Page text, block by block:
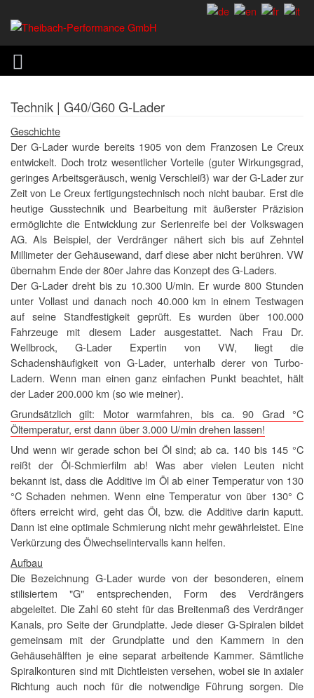
Technik | G40/G60 G-Lader
Geschichte
Der G-Lader wurde bereits 1905 von dem Franzosen Le Creux
entwickelt. Doch trotz wesentlicher Vorteile (guter Wirkungsgrad,
geringes Arbeitsgeräusch, wenig Verschleiß) war der G-Lader zur
Zeit von Le Creux fertigungstechnisch noch nicht baubar. Erst die
heutige Gusstechnik und Bearbeitung mit äußerster Präzision
ermöglichte die Entwicklung zur Serienreife bei der Volkswagen
AG. Als Beispiel, der Verdränger nähert sich bis auf Zehntel
Millimeter der Gehäusewand, darf diese aber nicht berühren. VW
übernahm Ende der 80er Jahre das Konzept des G-Laders.
Der G-Lader dreht bis zu 10.300 U/min. Er wurde 800 Stunden
unter Vollast und danach noch 40.000 km in einem Testwagen
auf seine Standfestigkeit geprüft. Es wurden über 100.000
Fahrzeuge mit diesem Lader ausgestattet. Nach Frau Dr.
Wellbrock, G-Lader Expertin von VW, liegt die
Schadenshäufigkeit von G-Lader, unterhalb derer von Turbo-
Ladern. Wenn man einen ganz einfachen Punkt beachtet, hält
der Lader 200.000 km (so wie meiner).
Grundsätzlich gilt: Motor warmfahren, bis ca. 90 Grad °C
Öltemperatur, erst dann über 3.000 U/min drehen lassen!
Und wenn wir gerade schon bei Öl sind; ab ca. 140 bis 145 °C
reißt der Öl-Schmierfilm ab! Was aber vielen Leuten nicht
bekannt ist, dass die Additive im Öl ab einer Temperatur von 130
°C Schaden nehmen. Wenn eine Temperatur von über 130° C
öfters erreicht wird, geht das Öl, bzw. die Additive darin kaputt.
Dann ist eine optimale Schmierung nicht mehr gewährleistet. Eine
Verkürzung des Ölwechselintervalls kann helfen.
Aufbau
Die Bezeichnung G-Lader wurde von der besonderen, einem
stilisiertem "G" entsprechenden, Form des Verdrängers
abgeleitet. Die Zahl 60 steht für das Breitenmaß des Verdränger
Kanals, pro Seite der Grundplatte. Jede dieser G-Spiralen bildet
gemeinsam mit der Grundplatte und den Kammern in den
Gehäusehälften je eine separat arbeitende Kammer. Sämtliche
Spiralkonturen sind mit Dichtleisten versehen, wobei sie in axialer
Richtung auch noch für die notwendige Führung sorgen. Die